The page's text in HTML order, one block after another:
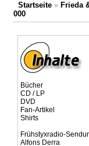
Startseite » Frieda
000
Bücher
CD / LP
DVD
Fan-Artikel
Shirts
Frühstyxradio-
Alfons Derra